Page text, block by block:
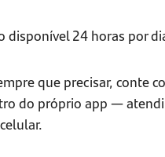
disponível 24 horas por
que precisar, conte
do próprio app —